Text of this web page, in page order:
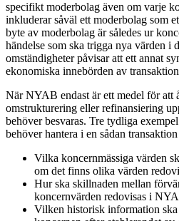
specifikt moderbolag även om varje
inkluderar såväl ett moderbolag som
byte av moderbolag är således ur
händelse som ska trigga nya värden i
omständigheter påvisar att ett annat
ekonomiska innebörden av
När NYAB endast är ett medel för att
omstrukturering eller refinansiering
behöver besvaras. Tre tydliga
behöver hantera i en sådan
Vilka koncernmässiga värden
om det finns olika värden
Hur ska skillnaden mellan
koncernvärden redovisas i
Vilken historisk information